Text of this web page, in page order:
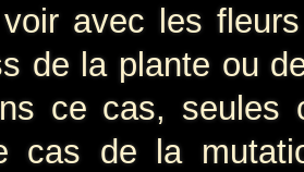
avec les
de la plante ou
ce cas, seules
cas de la